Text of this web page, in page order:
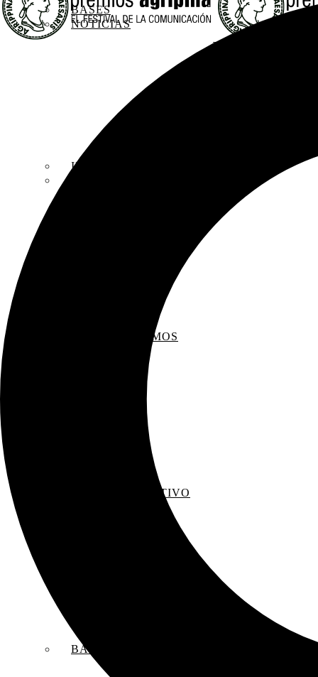
BASES
INSCRIPCIONES
NOTICIAS
RECOMENDAMOS
EL SACO CREATIVO
BANDAS SONORAS ORIGINALES